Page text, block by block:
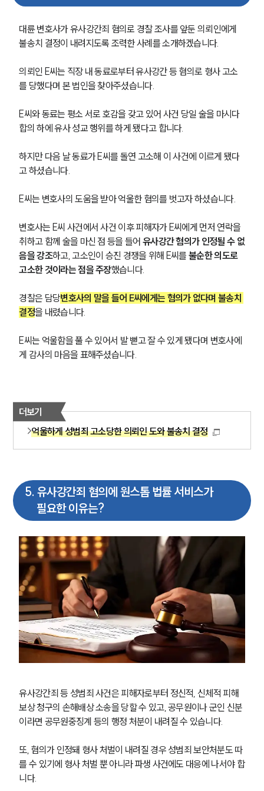
전체
구성원 소개
성범죄전문변호사
소식/자료
언론보도
공지사항
뉴스레터/브로슈어
대륜법률상담예약
대륜법률상담예약
대륜 변호사가 유사강간죄 혐의로 경찰 조사를 앞둔 의뢰인에게
불송치 결정이 내려지도록 조력한 사례를 소개하겠습니다.
의뢰인 E씨는 직장 내 동료로부터 유사강간 등 혐의로 형사 고소
를 당했다며 본 법인을 찾아주셨습니다.
E씨와 동료는 평소 서로 호감을 갖고 있어 사건 당일 술을 마시다
합의 하에 유사 성교 행위를 하게 됐다고 합니다.
하지만 다음 날 동료가 E씨를 돌연 고소해 이 사건에 이르게 됐다
고 하셨습니다.
E씨는 변호사의 도움을 받아 억울한 혐의를 벗고자 하셨습니다.
변호사는 E씨 사건에서 사건 이후 피해자가 E씨에게 먼저 연락을
취하고 함께 술을 마신 점 등을 들어 유사강간 혐의가 인정될 수 없
음을 강조하고, 고소인이 승진 경쟁을 위해 E씨를 불순한 의도로
고소한 것이라는 점을 주장했습니다.
경찰은 담당변호사의 말을 들어 E씨에게는 혐의가 없다며 불송치
결정을 내렸습니다.
E씨는 억울함을 풀 수 있어서 발 뻗고 잘 수 있게 됐다며 변호사에
게 감사의 마음을 표해주셨습니다.
더보기
억울하게 성범죄 고소당한 의뢰인 도와 불송치 결정
5. 유사강간죄 혐의에 원스톱 법률 서비스가
필요한 이유는?
유사강간죄 등 성범죄 사건은 피해자로부터 정신적, 신체적 피해
보상 청구의 손해배상 소송을 당할 수 있고, 공무원이나 군인 신분
이라면 공무원중징계 등의 행정 처분이 내려질 수 있습니다.
또, 혐의가 인정돼 형사 처벌이 내려질 경우 성범죄 보안처분도 따
를 수 있기에 형사 처벌 뿐 아니라 파생 사건에도 대응에 나서야 합
니다.